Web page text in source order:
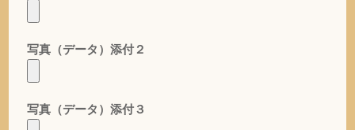
写真（データ）添付２
写真（データ）添付３